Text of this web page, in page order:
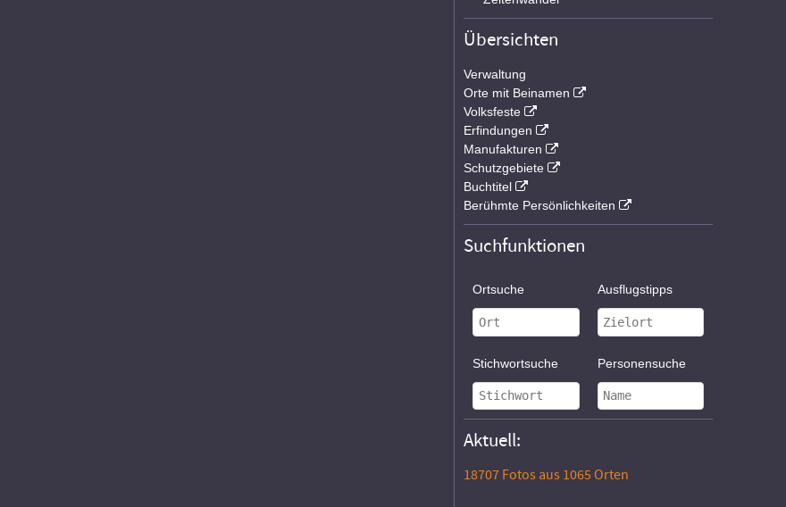
Übersichten
Verwaltung
Orte mit Beinamen
Volksfeste
Erfindungen
Manufakturen
Schutzgebiete
Buchtitel
Berühmte Persönlichkeiten
Suchfunktionen
Ortsuche Ausflugstipps
Stichwortsuche Personensuche
Aktuell:
18707 Fotos aus 1065 Orten